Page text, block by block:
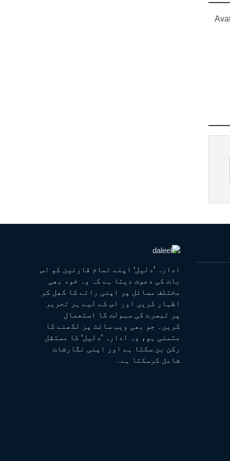
ادارہ ’دلیل‘ اپنے تمام قارئین کو اس
بات کی دعوت دیتا ہے کہ وہ خود بھی
مختلف مسائل پر اپنی رائے کا کھل کر
اظہار کریں اور اس کے لیے ہر تحریر
پر تبصرے کی سہولت کا استعمال
کریں۔ جو بھی ویب سائٹ پر لکھنے کا
متمنی ہو، وہ ادارہ ’دلیل‘ کا مستقل
رکن بن سکتا ہے اور اپنی نگارشات
شامل کرسکتا ہے۔